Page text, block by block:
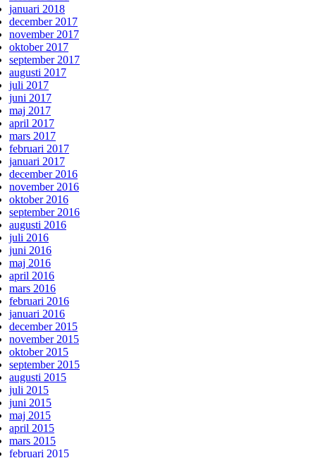
januari 2018
december 2017
november 2017
oktober 2017
september 2017
augusti 2017
juli 2017
juni 2017
maj 2017
april 2017
mars 2017
februari 2017
januari 2017
december 2016
november 2016
oktober 2016
september 2016
augusti 2016
juli 2016
juni 2016
maj 2016
april 2016
mars 2016
februari 2016
januari 2016
december 2015
november 2015
oktober 2015
september 2015
augusti 2015
juli 2015
juni 2015
maj 2015
april 2015
mars 2015
februari 2015